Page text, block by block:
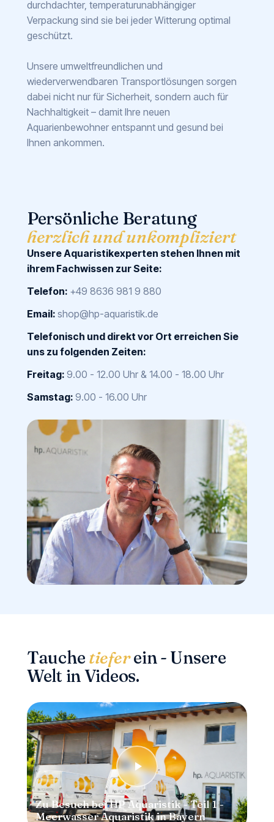
durchdachter, temperaturunabhängiger
Verpackung sind sie bei jeder Witterung optimal
geschützt.
Unsere umweltfreundlichen und
wiederverwendbaren Transportlösungen sorgen
dabei nicht nur für Sicherheit, sondern auch für
Nachhaltigkeit – damit Ihre neuen
Aquarienbewohner entspannt und gesund bei
Ihnen ankommen.
Persönliche Beratung
herzlich und unkompliziert
Unsere Aquaristikexperten stehen Ihnen mit
ihrem Fachwissen zur Seite:
Telefon: +49 8636 981 9 880
Email: shop@hp-aquaristik.de
Telefonisch und direkt vor Ort erreichen Sie
uns zu folgenden Zeiten:
Freitag: 9.00 - 12.00 Uhr & 14.00 - 18.00 Uhr
Samstag: 9.00 - 16.00 Uhr
Tauche tieferein - Unsere
Welt in Videos.
Zu Besuch bei HP Aquaristik - Teil 1 -
Meerwasser Aquaristik in Bayern